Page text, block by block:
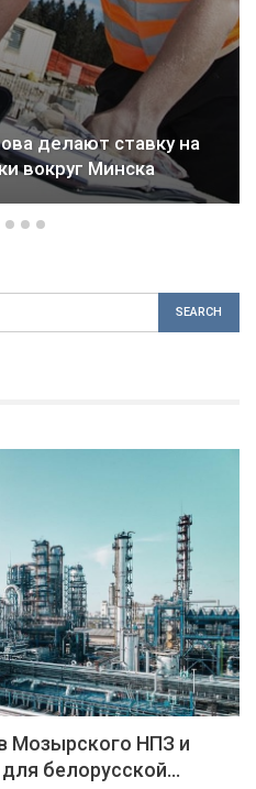
делают ставку на
вокруг Минска
Мозырского НПЗ и
белорусской…